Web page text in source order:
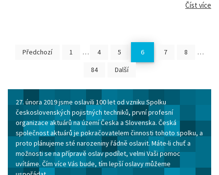
Číst více
Předchozí 1 … 4 5 6 7 8
…
84
Další
27. února 2019 jsme oslavili 100 let od vzniku Spolku
československých pojistných techniků, první profesní
organizace aktuárů na území Česka a Slovenska. Česká
společnost aktuárů je pokračovatelem činnosti tohoto spolku, a
proto plánujeme sté narozeniny řádně oslavit. Máte-li chuť a
možnosti se na přípravě oslav podílet, velmi Vaši pomoc
uvítáme. Čím více Vás bude, tím lepší oslavy můžeme